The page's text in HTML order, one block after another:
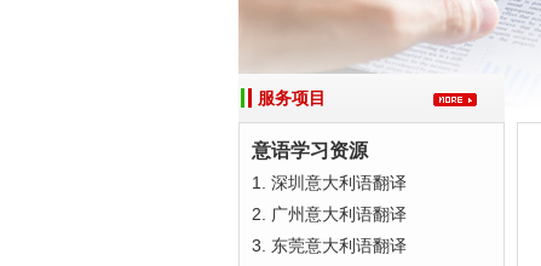
服务项目
意语学习资源
1. 深圳意大利语翻译
2. 广州意大利语翻译
3. 东莞意大利语翻译